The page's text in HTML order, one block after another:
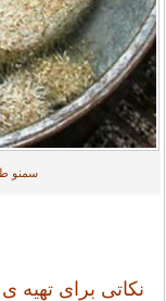
سمنو
نکاتی برای تهیه